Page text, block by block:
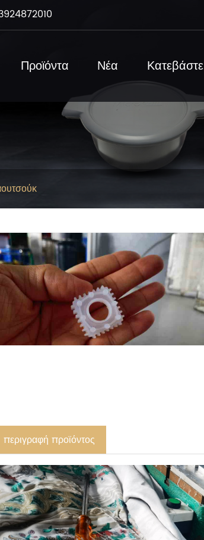
Προϊόντα Νέα Κατεβάστε
περιγραφή προϊόντος